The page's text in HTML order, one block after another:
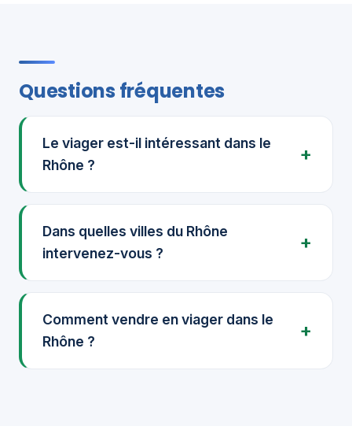
Questions fréquentes
Le viager est-il intéressant dans le
Rhône ?
Dans quelles villes du Rhône
intervenez-vous ?
Comment vendre en viager dans le
Rhône ?